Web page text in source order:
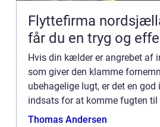
Flyttefirma nordsjælland
får du en tryg og
Hvis din kælder er angrebet af
som giver den klamme
ubehagelige lugt, er det en god
indsats for at komme fugten til
gang for alle får fjernet
Thomas Andersen